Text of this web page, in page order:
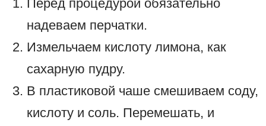
Перед процедурой обязательно
надеваем перчатки.
Измельчаем кислоту лимона, как
сахарную пудру.
В пластиковой чаше смешиваем соду,
кислоту и соль. Перемешать, и